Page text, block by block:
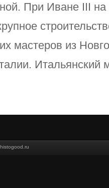
При Иване III
мастеров из
Итальянский